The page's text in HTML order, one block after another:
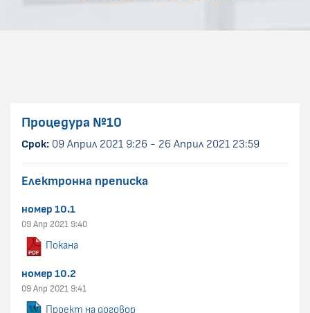
Процедура №10
Срок: 09 Април 2021 9:26 - 26 Април 2021 23:59
Електронна преписка
номер 10.1
09 Апр 2021 9:40
Покана
номер 10.2
09 Апр 2021 9:41
Проект на договор